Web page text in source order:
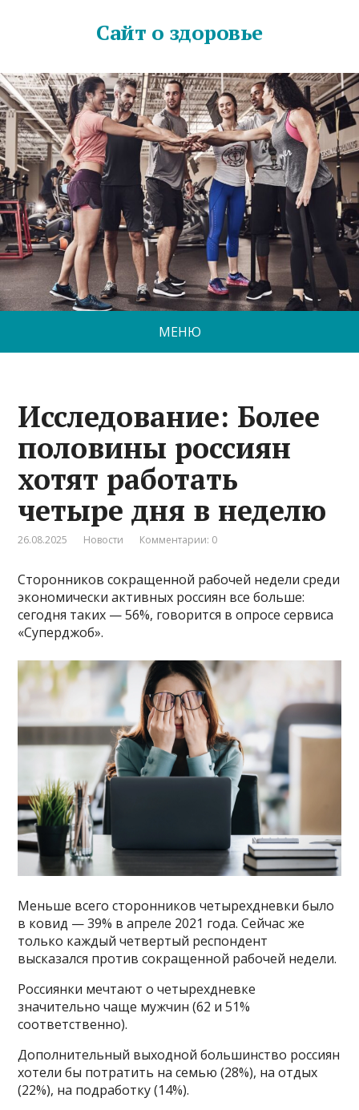
Сайт о здоровье
МЕНЮ
Исследование: Более
половины россиян
хотят работать
четыре дня в неделю
26.08.2025 Новости Комментарии: 0
Сторонников сокращенной рабочей недели среди
экономически активных россиян все больше:
сегодня таких — 56%, говорится в опросе сервиса
«Суперджоб».
Меньше всего сторонников четырехдневки было
в ковид — 39% в апреле 2021 года. Сейчас же
только каждый четвертый респондент
высказался против сокращенной рабочей недели.
Россиянки мечтают о четырехдневке
значительно чаще мужчин (62 и 51%
соответственно).
Дополнительный выходной большинство россиян
хотели бы потратить на семью (28%), на отдых
(22%), на подработку (14%).